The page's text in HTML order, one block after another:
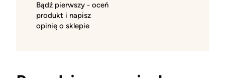
Bądź pierwszy - oceń
produkt i napisz
opinię o sklepie